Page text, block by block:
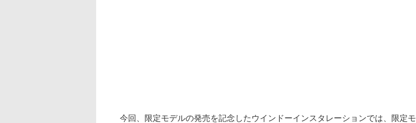
今回、限定モデルの発売を記念したウインドーインスタレーションでは、限定モ